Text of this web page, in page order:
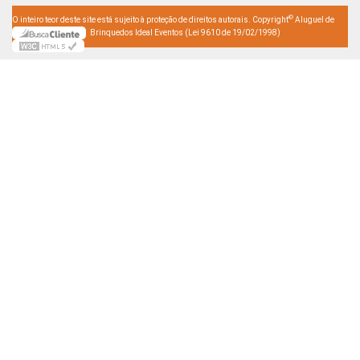
O inteiro teor deste site está sujeito à proteção de direitos autorais. Copyright© Aluguel de
Brinquedos Ideal Eventos (Lei 9610 de 19/02/1998)